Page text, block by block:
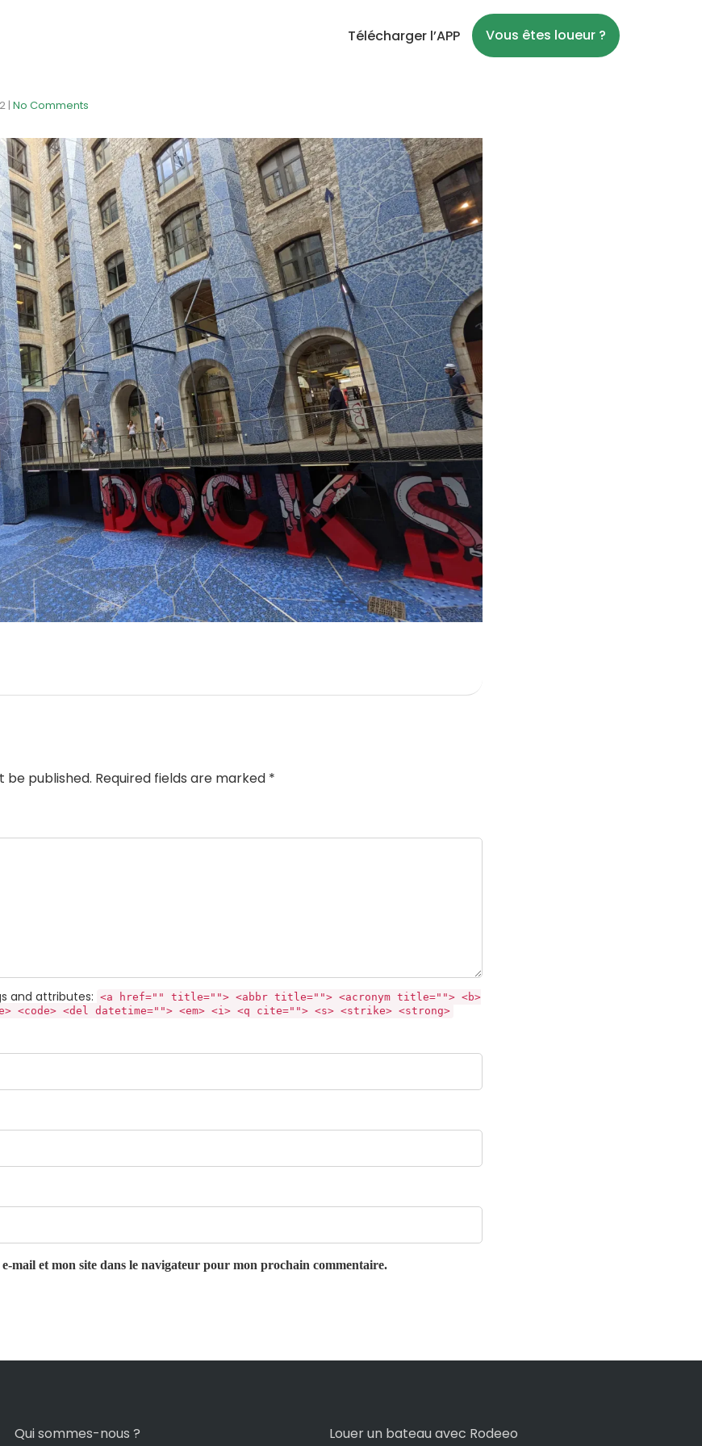
Télécharger l’APP Vous êtes loueur ?
| No Comments
be published. Required fields are marked *
and attributes:
<a href="" title=""> <abbr title=""> <acronym title=""> <b>
<code> <del datetime=""> <em> <i> <q cite=""> <s> <strike> <strong>
mail et mon site dans le navigateur pour mon prochain commentaire.
Qui sommes-nous ? Louer un bateau avec Rodeeo